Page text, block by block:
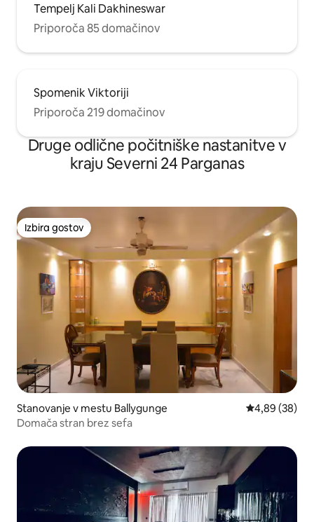
Tempelj Kali Dakhineswar
Priporoča 85 domačinov
Spomenik Viktoriji
Priporoča 219 domačinov
Druge odlične počitniške nastanitve v
kraju Severni 24 Parganas
Izbira gostov
Izbira gostov
Stanovanje v mestu Ballygunge Povprečna
4,89 (38)
Domača stran brez sefa